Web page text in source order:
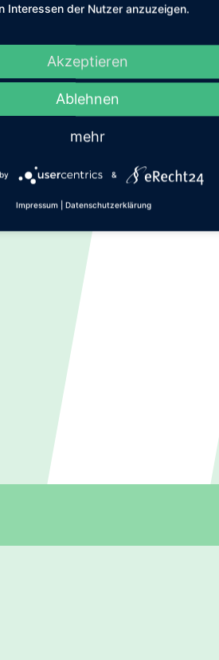
Interessen der Nutzer anzuzeigen.
Akzeptieren
Ablehnen
mehr
&
Impressum Datenschutzerklärung